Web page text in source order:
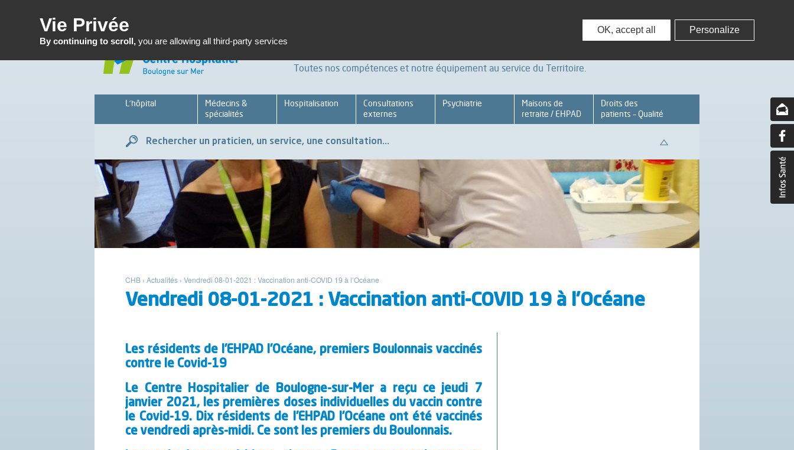
Toutes nos compétences et notre équipement au service du Territoire.
L’hôpital
Médecins &
spécialités
Hospitalisation
Consultations
externes
Psychiatrie
Maisons de
retraite / EHPAD
Droits des
patients – Qualité
Rechercher un praticien, un service, une consultation...
CHB › Actualités › Vendredi 08-01-2021 : Vaccination anti-COVID 19 à l’Océane
Vendredi 08-01-2021 : Vaccination anti-COVID 19 à l’Océane
Les résidents de l’EHPAD l’Océane, premiers Boulonnais vaccinés
contre le Covid-19
Le Centre Hospitalier de Boulogne-sur-Mer a reçu ce jeudi 7
janvier 2021, les premières doses individuelles du vaccin contre
le Covid-19. Dix résidents de l’EHPAD l’Océane ont été vaccinés
ce vendredi après-midi. Ce sont les premiers du Boulonnais.
Vie Privée
By continuing to scroll, you are allowing all third-party services
OK, accept all Personalize